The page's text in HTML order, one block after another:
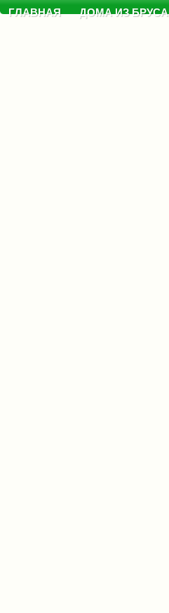
ГЛАВНАЯ
ДОМА ИЗ БРУСА